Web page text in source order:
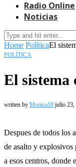
Radio Online
Noticias
Home PolíticaEl
POLÍTICA
El sistema
written by Monica10 julio 23,
Despues de todos los
de asalto y
a esos centros, donde